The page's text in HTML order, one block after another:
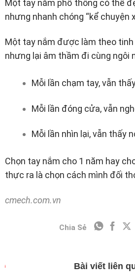
Một tay nắm phổ thông có thể
nhưng nhanh chóng “kể chuyện
Một tay nắm được làm theo
nhưng lại âm thầm đi cùng ngôi
Mỗi lần chạm tay, vẫn
Mỗi lần đóng cửa, vẫn
Mỗi lần nhìn lại, vẫn thấy
Chọn tay nắm cho 1 năm hay
thực ra là chọn cách mình đối
cmech.com.vn
Chia Sẻ
Bài viết liên